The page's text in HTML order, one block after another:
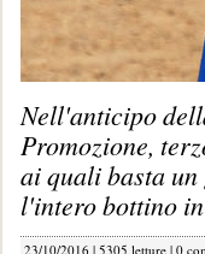
Nell'anticipo
Promozione,
ai quali basta
l'intero bottino
23/10/2016 | 5305 letture | 0